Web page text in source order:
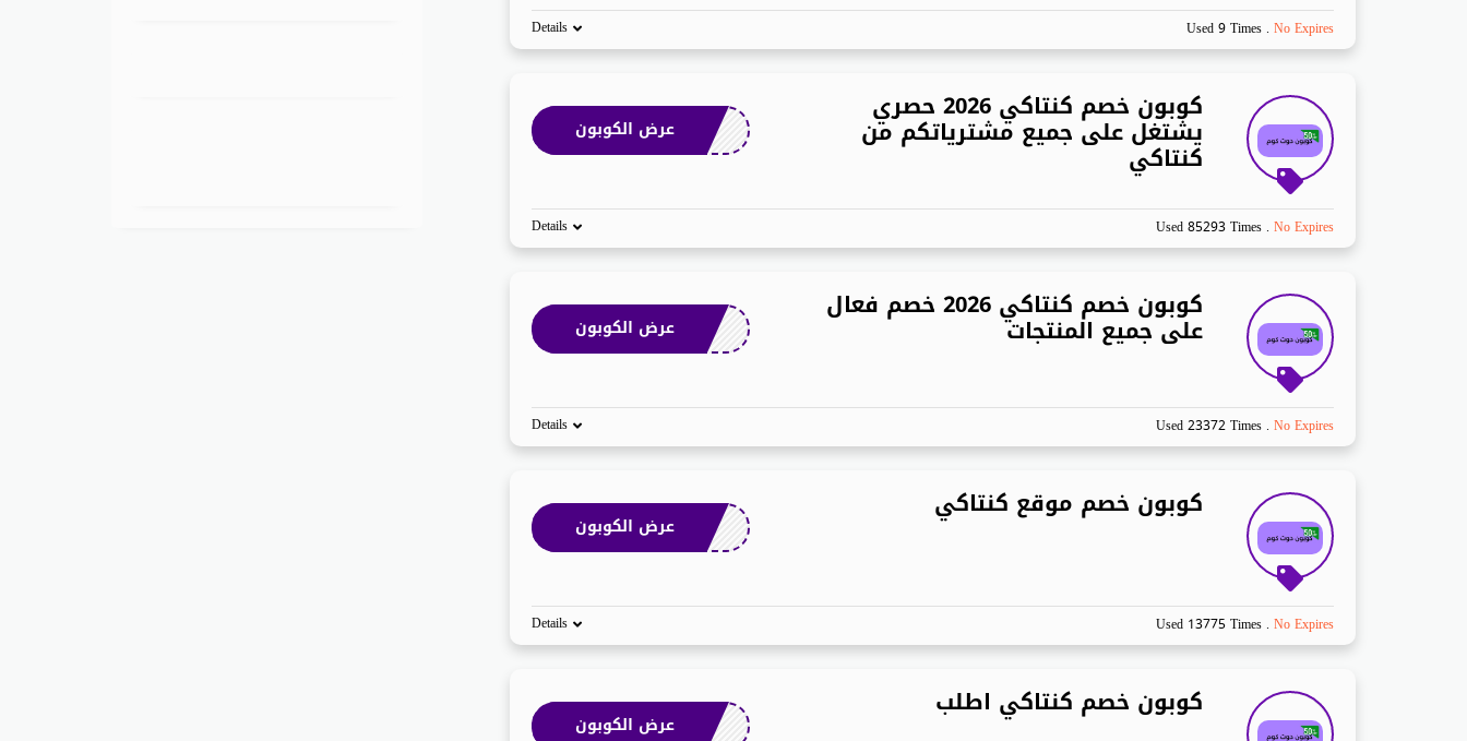
Used 9 Times . No Expires
Details
كوبون خصم كنتاكي 2026 حصري
يشتغل على جميع مشترياتكم من
كنتاكي
عرض الكوبون
Used 85293 Times . No Expires
Details
كوبون خصم كنتاكي 2026 خصم فعال
على جميع المنتجات عرض الكوبون
Used 23372 Times . No Expires
Details
كوبون خصم موقع كنتاكي
عرض الكوبون
Used 13775 Times . No Expires
Details
كوبون خصم كنتاكي اطلب
عرض الكوبون